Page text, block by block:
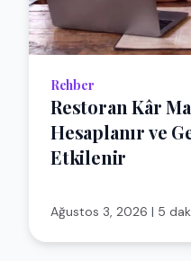
Rehber
Restoran Kâr
Hesaplanır ve
Etkilenir
Ağustos 3, 2026 | 5